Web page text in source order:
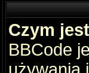
Czym
BBCode